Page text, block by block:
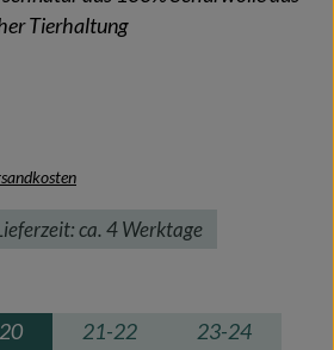
Tierhaltung
ca. 4 Werktage
21-22
23-24